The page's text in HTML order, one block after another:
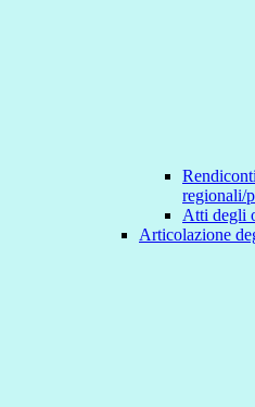
regionali/
Atti degli
Articolazione